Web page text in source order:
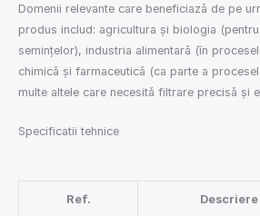
Domenii relevante care beneficiazǎ de pe
produs includ: agricultura şi biologia
seminţelor), industria alimentarǎ (în
chimicǎ şi farmaceuticǎ (ca parte a
multe altele care necesitǎ filtrare precisǎ şi
Specificatii tehnice
Ref. Descriere